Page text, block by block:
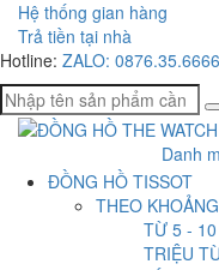
Hệ thống gian hàng
Trả tiền tại nhà
Hotline: ZALO: 0876.35.6666
Danh
ĐỒNG HỒ TISSOT
THEO
TỪ 5 -
TRIỆU